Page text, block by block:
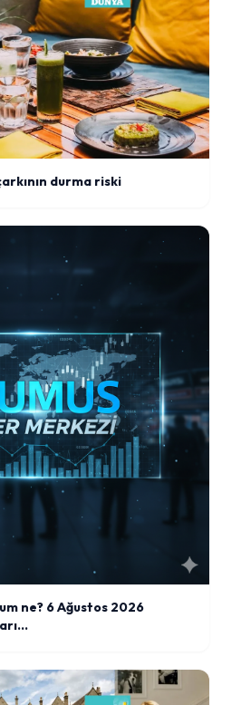
durma riski
ne? 6 Ağustos 2026